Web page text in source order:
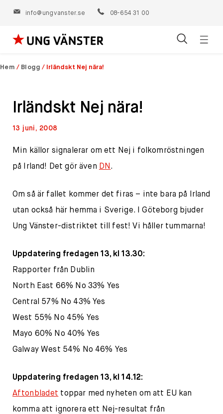
info@ungvanster.se 08-654 31 00
Hoppa
till
Hem / Blogg / Irländskt Nej nära!
Irländskt Nej nära!
13 juni, 2008
Min källor signalerar om ett Nej i folkomröstningen
på Irland! Det gör även DN .
Om så är fallet kommer det firas – inte bara på Irland
utan också här hemma i Sverige. I Göteborg bjuder
Ung Vänster-distriktet till fest! Vi håller tummarna!
Uppdatering fredagen 13, kl 13.30:
Rapporter från Dublin
North East 66% No 33% Yes
Central 57% No 43% Yes
West 55% No 45% Yes
Mayo 60% No 40% Yes
Galway West 54% No 46% Yes
Uppdatering fredagen 13, kl 14.12:
Aftonbladet toppar med nyheten om att EU kan
komma att ignorera ett Nej-resultat från